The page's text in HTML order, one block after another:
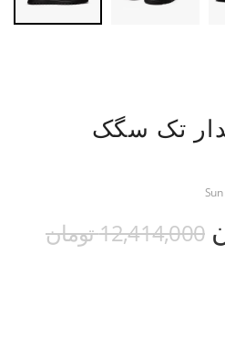
تک سگک
12,414,000 تومان